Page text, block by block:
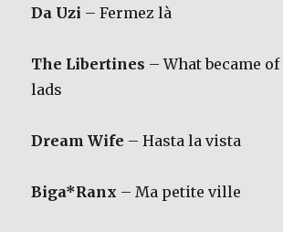
Da Uzi – Fermez là
The Libertines – What became
lads
Dream Wife – Hasta la vista
Biga*Ranx – Ma petite ville